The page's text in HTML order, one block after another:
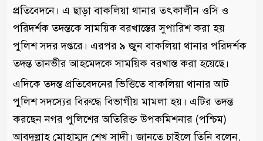
প্রতিবেদনে। এ ছাড়া বাকলিয়া থানার তৎকালীন ওসি ও
পরিদর্শক তদন্তকে সাময়িক বরখাস্তের সুপারিশ করা হয়
পুলিশ সদর দপ্তরে। এরপর ৯ জুন বাকলিয়া থানার পরিদর্শক
তদন্ত তানভীর আহমেদকে সাময়িক বরখাস্ত করা হয়েছে।
এদিকে তদন্ত প্রতিবেদনের ভিত্তিতে বাকলিয়া থানার আট
পুলিশ সদস্যের বিরুদ্ধে বিভাগীয় মামলা হয়। এটির তদন্ত
করছেন নগর পুলিশের অতিরিক্ত উপকমিশনার (পশ্চিম)
আবদুল্লাহ মোহাম্মদ শেখ সাদী। জানতে চাইলে তিনি বলেন,